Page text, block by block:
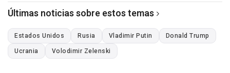
Últimas noticias sobre estos temas
Estados Unidos Rusia Vladimir Putin
Donald Trump
Ucrania
Volodimir Zelenski